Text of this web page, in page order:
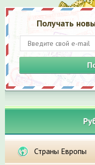
Получать
Страны Европы